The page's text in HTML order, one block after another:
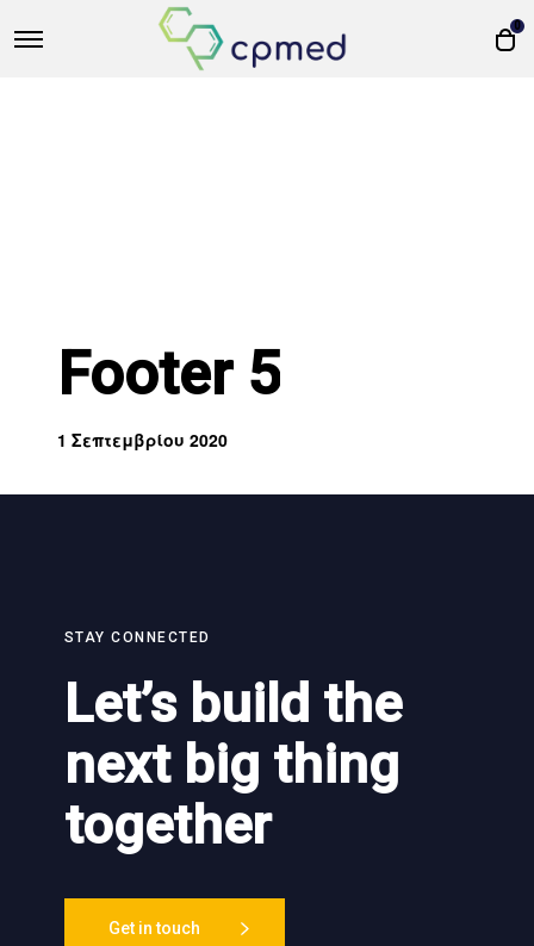
0
Footer 5
1 Σεπτεμβρίου 2020
STAY CONNECTED
Let’s build the
next big thing
together
Get in touch